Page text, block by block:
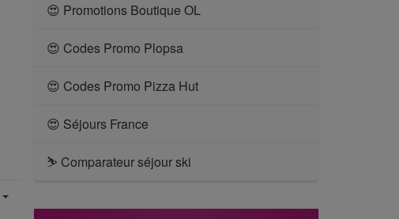
😍 Promotions Boutique OL
😍 Codes Promo Plopsa
😍 Codes Promo Pizza Hut
😍 Séjours France
⛷ Comparateur séjour ski